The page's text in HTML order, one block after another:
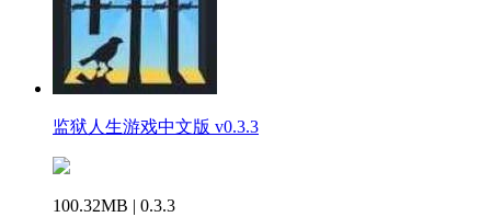
监狱人生游戏中文版 v0.3.3
100.32MB | 0.3.3